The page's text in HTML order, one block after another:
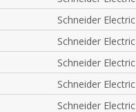
Schneider Electric
Schneider Electric
Schneider Electric
Schneider Electric
Schneider Electric